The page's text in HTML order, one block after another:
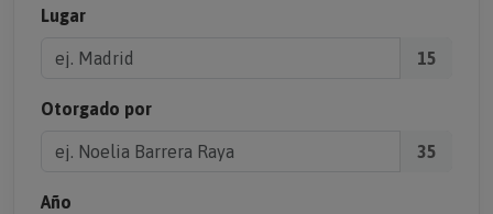
Lugar
15
Otorgado por
35
Año